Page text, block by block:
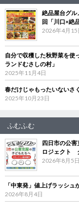
絶品屋台グ
回「川口×絶
2026年4月15
自分で収穫した秋野菜を
ランドむさしの村」
2025年11月4日
春だけじゃもったいないさ
2025年10月23日
ふむふむ
四日市の公
ロジェクト
2026年8月5日
「中東発」値上げラッシ
2026年8月4日